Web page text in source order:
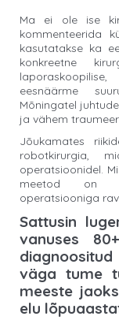
Ma ei ole ise
kommenteerida
kasutatakse ka
konkreetne
eesnäärme
Mõningatel
ja vähem
Jõukamates
robotkirurgia,
operatsioonidel.
meetod on
operatsiooniga
Sattusin
vanuses
väga tume
meeste
elu